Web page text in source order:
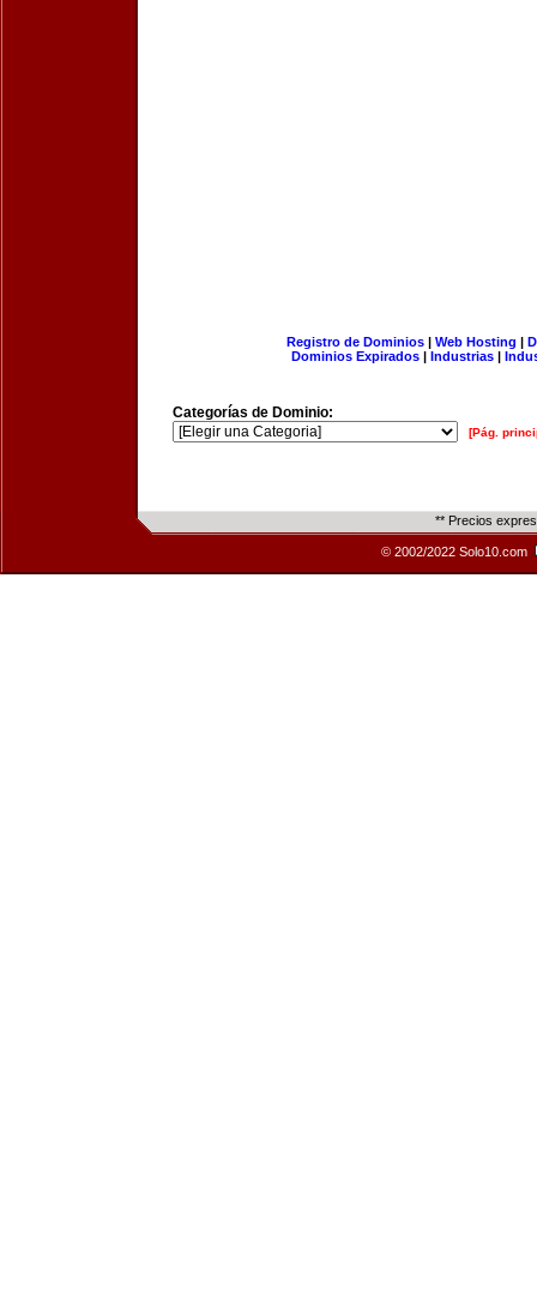
Registro de Dominios| Web Hosting |
Dominios Expirados | Industrias |
Categorías de Dominio:
[Pág.
** Precios
© 2002/2022 Solo10.com